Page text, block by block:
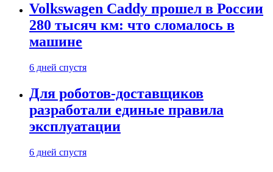
Volkswagen Caddy прошел в России
280 тысяч км: что сломалось в
машине
6 дней спустя
Для роботов-доставщиков
разработали единые правила
эксплуатации
6 дней спустя